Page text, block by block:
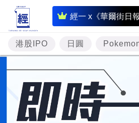
經一 x《華爾街日報
即
時
財
經
專
題
投
資
港股IPO 日圓